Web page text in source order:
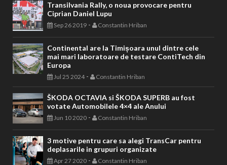
Transilvania Rally, o noua provocare pentru
Ciprian Daniel Lupu
Sep 26 2019 - Constantin Hriban
Continental are la Timișoara unul dintre cele
mai mari laboratoare de testare ContiTech din
Europa
Jul 25 2024- Constantin Hriban
ŠKODA OCTAVIA si ŠKODA SUPERB au fost
votate Automobilele 4×4 ale Anului
Jun 10 2020 - Constantin Hriban
3 motive pentru care sa alegi TransCar pentru
deplasarile in grupuri organizate
Apr 27 2020 - Constantin Hriban